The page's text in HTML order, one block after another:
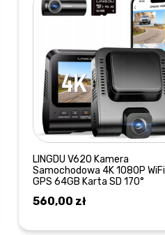
LINGDU V620 Kamera
Samochodowa 4K 1080P WiFi
GPS 64GB Karta SD 170°
560,00 zł